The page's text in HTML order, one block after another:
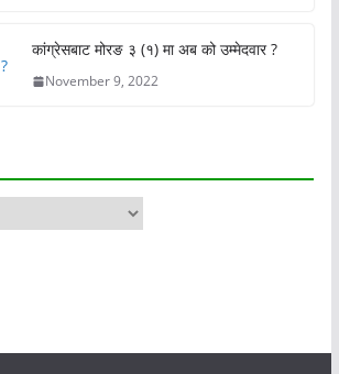
कांग्रेसबाट मोरङ ३ (१) मा अब को उम्मेदवार ?
November 9, 2022